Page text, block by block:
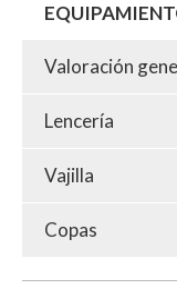
Valoración
Lencería
Vajilla
Copas